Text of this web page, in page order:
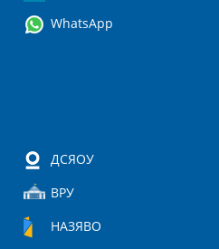
WhatsApp
ДСЯОУ
ВРУ
НАЗЯВО